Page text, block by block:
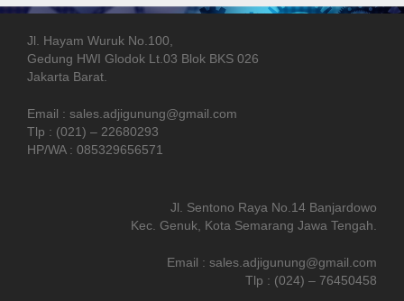
Jl. Hayam Wuruk No.100,
Gedung HWI Glodok Lt.03 Blok BKS 026
Jakarta Barat.
Email : sales.adjigunung@gmail.com
Tlp : (021) – 22680293
HP/WA : 085329656571
Jl. Sentono Raya No.14 Banjardowo
Kec. Genuk, Kota Semarang Jawa Tengah.
Email : sales.adjigunung@gmail.com
Tlp : (024) – 76450458